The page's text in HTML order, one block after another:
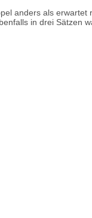
anders als
in drei Sätzen